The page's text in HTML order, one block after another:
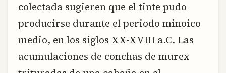
colectada sugieren que el tinte pudo
producirse durante el periodo minoico
medio, en los siglos XX-XVIII a.C. Las
acumulaciones de conchas de murex